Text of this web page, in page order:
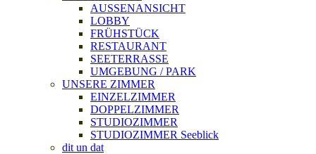
AUSSENANSICHT
LOBBY
FRÜHSTÜCK
RESTAURANT
SEETERRASSE
UMGEBUNG / PARK
UNSERE ZIMMER
EINZELZIMMER
DOPPELZIMMER
STUDIOZIMMER
STUDIOZIMMER Seeblick
dit un dat